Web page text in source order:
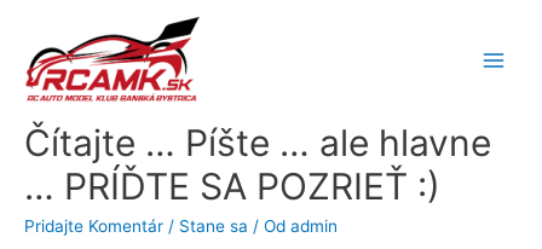
Čítajte … Píšte … ale hlavne
… PRÍĎTE SA POZRIEŤ :)
Pridajte Komentár / Stane sa / Od admin